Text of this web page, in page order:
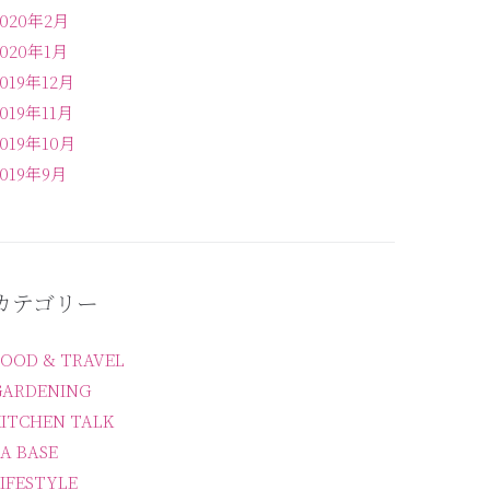
年2月
年1月
年12月
年11月
年10月
年9月
テゴリー
& TRAVEL
TALK
BASE